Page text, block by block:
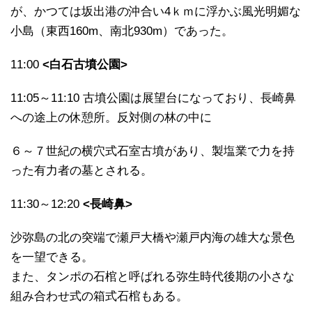
が、かつては坂出港の沖合い4ｋｍに浮かぶ風光明媚な
小島（東西160m、南北930m）であった。
11:00 <白石古墳公園>
11:05～11:10 古墳公園は展望台になっており、長崎鼻
への途上の休憩所。反対側の林の中に
６～７世紀の横穴式石室古墳があり、製塩業で力を持
った有力者の墓とされる。
11:30～12:20 <長崎鼻>
沙弥島の北の突端で瀬戸大橋や瀬戸内海の雄大な景色
を一望できる。
また、タンポの石棺と呼ばれる弥生時代後期の小さな
組み合わせ式の箱式石棺もある。